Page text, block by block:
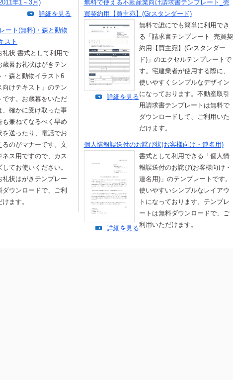
年1～3月)
詳細を見る
無料で使える不動産業向け請求書テンプレート_売
買契約用【買主宛】(Grスタンダード)
無料で誰にでも簡単に利用でき
る「請求書テンプレート_売買契
約用【買主宛】(Grスタンダー
ド)」のエクセルテンプレートで
す。宅建業者が使用する際に、
使いやすくシンプルなデザイン
になっております。不動産取引
用請求書テンプレートは無料で
ダウンロードして、ご利用いた
だけます。
詳細を見る
ート(無料)・森と動物
スト
礼状 書式として利用で
歳暮お礼状はがきテン
・森と動物イラスト6
向けテキスト」のテン
です。お歳暮をいただ
、確かに受け取った事
も兼ねてなるべく早め
を送ったり、電話でお
るのがマナーです。文
ネス用ですので、カス
してお使いください。
礼状はがきテンプレー
ダウンロードで、ご利
ます。
個人情報誤送付のお詫び状(お客様向け・連名用)
書式として利用できる「個人情
報誤送付のお詫び(お客様向け・
連名用)」のテンプレートです。
使いやすいシンプルなレイアウ
トになっております。テンプレ
ートは無料ダウンロードで、ご
利用いただけます。
詳細を見る